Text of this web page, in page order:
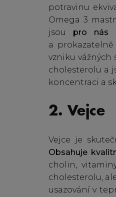
potravinu
Omega 3
jsou pro nás
a
vzniku
cholesterolu a
koncentraci a
2. Vejce
Vejce je
Obsahuje
cholin,
cholesterolu,
usazování v